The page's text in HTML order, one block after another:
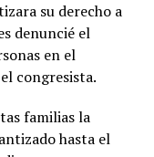
su derecho a
denuncié el
en el
congresista.
familias la
hasta el